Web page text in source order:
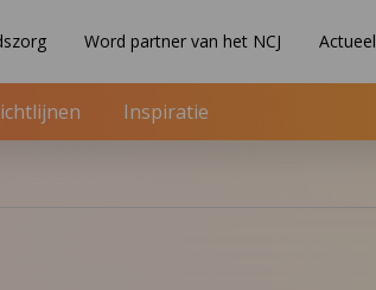
Word partner van het NCJ Actueel
Inspiratie